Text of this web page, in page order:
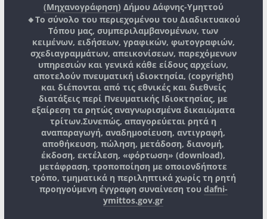
(Μηχανογράφηση) Δήμου Δάφνης-Υμηττού
🔸Το σύνολο του περιεχομένου του Διαδικτυακού
Τόπου μας, συμπεριλαμβανομένων, των
κειμένων, ειδήσεων, γραφικών, φωτογραφιών,
σχεδιαγραμμάτων, απεικονίσεων, παρεχόμενων
υπηρεσιών και γενικά κάθε είδους αρχείων,
αποτελούν πνευματική ιδιοκτησία, (copyright)
και διέπονται από τις εθνικές και διεθνείς
διατάξεις περί Πνευματικής Ιδιοκτησίας, με
εξαίρεση τα ρητώς αναγνωρισμένα δικαιώματα
τρίτων.Συνεπώς, απαγορεύεται ρητά η
αναπαραγωγή, αναδημοσίευση, αντιγραφή,
αποθήκευση, πώληση, μετάδοση, διανομή,
έκδοση, εκτέλεση, «φόρτωση» (download),
μετάφραση, τροποποίηση με οποιονδήποτε
τρόπο, τμηματικά η περιληπτικά χωρίς τη ρητή
προηγούμενη έγγραφη συναίνεση του dafni-
ymittos.gov.gr